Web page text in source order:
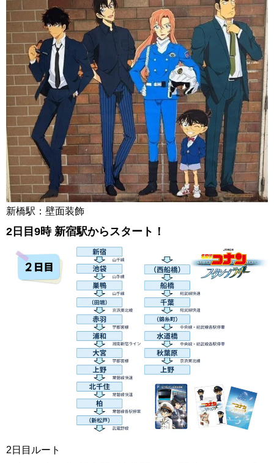
新橋駅：壁面装飾
2日目9時 新宿駅からスタート！
2日目ルート